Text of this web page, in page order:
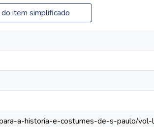
do item simplificado
a-historia-e-costumes-de-s-paulo/